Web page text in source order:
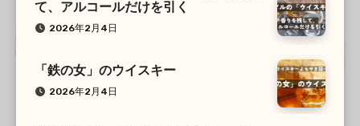
て、アルコールだけを引く
2026年2月4日
「鉄の女」のウイスキー
2026年2月4日